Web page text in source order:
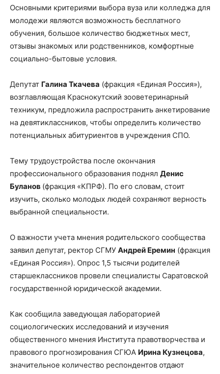
Основными критериями выбора вуза или колледжа для
молодежи являются возможность бесплатного
обучения, большое количество бюджетных мест,
отзывы знакомых или родственников, комфортные
социально-бытовые условия.
Депутат Галина Ткачева (фракция «Единая Россия»),
возглавляющая Краснокутский зооветеринарный
техникум, предложила распространить анкетирование
на девятиклассников, чтобы определить количество
потенциальных абитуриентов в учреждения СПО.
Тему трудоустройства после окончания
профессионального образования поднял Денис
Буланов (фракция «КПРФ). По его словам, стоит
изучить, сколько молодых людей сохраняют верность
выбранной специальности.
О важности учета мнения родительского сообщества
заявил депутат, ректор СГМУ Андрей Еремин (фракция
«Единая Россия»). Опрос 1,5 тысячи родителей
старшеклассников провели специалисты Саратовской
государственной юридической академии.
Как сообщила заведующая лабораторией
социологических исследований и изучения
общественного мнения Института правотворчества и
правового прогнозирования СГЮА Ирина Кузнецова,
значительное количество респондентов отдают